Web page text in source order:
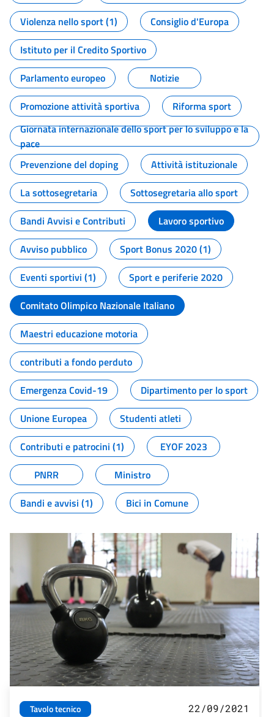
Violenza nello sport (1)
Consiglio d'Europa
Istituto per il Credito Sportivo
Parlamento europeo
Notizie
Promozione attività sportiva
Riforma sport
Giornata internazionale dello sport per lo sviluppo e la
pace
Prevenzione del doping
Attività istituzionale
La sottosegretaria
Sottosegretaria allo sport
Bandi Avvisi e Contributi
Lavoro sportivo
Avviso pubblico
Sport Bonus 2020 (1)
Eventi sportivi (1)
Sport e periferie 2020
Comitato Olimpico Nazionale Italiano
Maestri educazione motoria
contributi a fondo perduto
Emergenza Covid-19
Dipartimento per lo sport
Unione Europea
Studenti atleti
Contributi e patrocini (1)
EYOF 2023
PNRR
Ministro
Bandi e avvisi (1)
Bici in Comune
Tavolo tecnico
22/09/2021